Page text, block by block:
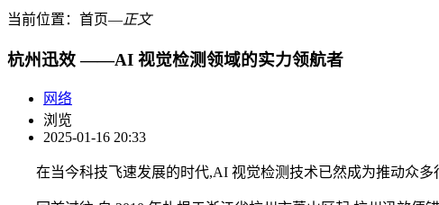
当前位置： 首页―正文
杭州迅效 ——AI 视觉检测领域的实力领航者
网络
浏览
2025-01-16 20:33
在当今科技飞速发展的时代,AI 视觉检测技术已然成为推动众多